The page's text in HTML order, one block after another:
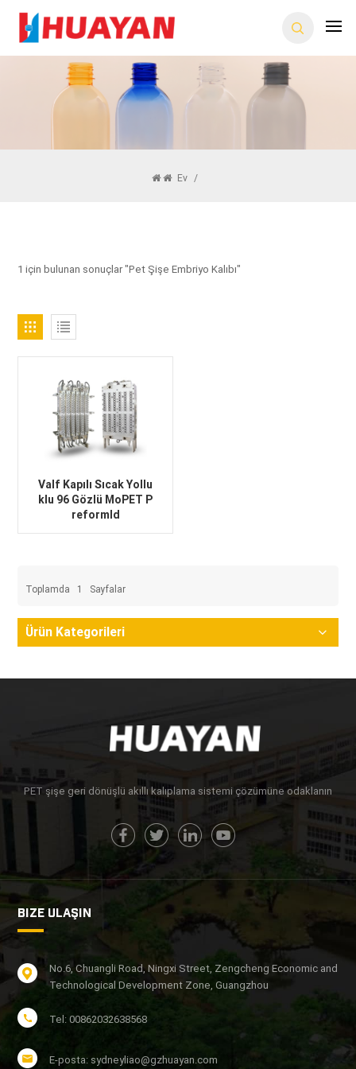
Ev /
1 için bulunan sonuçlar "Pet Şişe Embriyo Kalıbı"
Valf Kapılı Sıcak Yollu
klu 96 Gözlü MoPET P
reformld
Toplamda 1 Sayfalar
Ürün Kategorileri
PET şişe geri dönüşlü akıllı kalıplama sistemi çözümüne odaklanın
BIZE ULAŞIN
No.6, Chuangli Road, Ningxi Street, Zengcheng Economic and
Technological Development Zone, Guangzhou
Tel: 00862032638568
E-posta: sydneyliao@gzhuayan.com